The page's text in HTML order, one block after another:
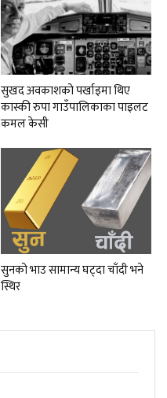
सुखद अवकाशको पर्खाइमा थिए
कास्की रुपा गाउँपालिकाका पाइलट
कमल केसी
सुनको भाउ सामान्य घट्दा चाँदी भने
स्थिर